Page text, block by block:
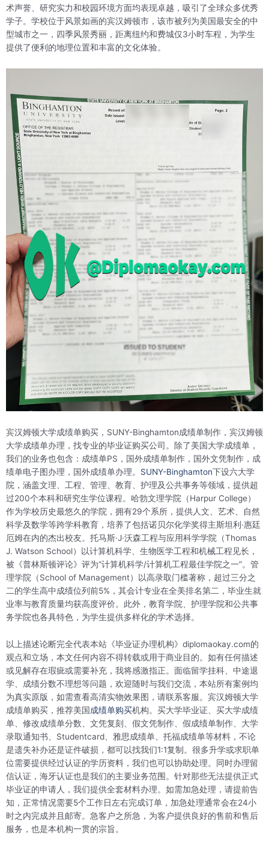
术声誉、研究实力和校园环境方面均表现卓越，吸引了全球众多优秀
学子。学校位于风景如画的宾汉姆顿市，该市被列为美国最安全的中
型城市之一，四季风景秀丽，距离纽约和费城仅3小时车程，为学生
提供了便利的地理位置和丰富的文化体验。
宾汉姆顿大学成绩单购买，SUNY-Binghamton成绩单制作，宾汉姆顿
大学成绩单办理，找专业的毕业证购买公司。除了美国大学成绩单，
我们的业务也包含：成绩单PS，国外成绩单制作，国外文凭制作，成
绩单电子图办理，国外成绩单办理。 SUNY-Binghamton下设六大学
院，涵盖文理、工程、管理、教育、护理及公共事务等领域，提供超
过200个本科和研究生学位课程。哈勃文理学院（Harpur College）
作为学校历史最悠久的学院，拥有29个系所，提供人文、艺术、自然
科学及数学等跨学科教育，培养了包括诺贝尔化学奖得主斯坦利·惠廷
厄姆在内的杰出校友。托马斯·J·沃森工程与应用科学学院（Thomas
J. Watson School）以计算机科学、生物医学工程和机械工程见长，
被《普林斯顿评论》评为“计算机科学/计算机工程最佳学院之一”。管
理学院（School of Management）以高录取门槛著称，超过三分之
二的学生高中成绩位列前5%，其会计专业在全美排名第二，毕业生就
业率与教育质量均获高度评价。此外，教育学院、护理学院和公共事
务学院也各具特色，为学生提供多样化的学术选择。
以上描述论断完全代表本站《毕业证办理机构》diplomaokay.com的
观点和立场，本文任何内容不得转载或用于商业目的。如有任何描述
或见解存在瑕疵或需要补充，我将感激指正。面临留学挂科、中途退
学、成绩分数不理想等问题，欢迎随时与我们交流，本站所有案例均
为真实原版，如需查看高清实物效果图，请联系客服。宾汉姆顿大学
成绩单购买，推荐美国成绩单购买机构。买大学毕业证、买大学成绩
单、修改成绩单分数、文凭复刻、假文凭制作、假成绩单制作、大学
录取通知书、Studentcard、雅思成绩单、托福成绩单等材料，不论
是遗失补办还是证件破损，都可以找我们1:1复制。很多升学或求职单
位需要提供经过认证的学历资料，我们也可以协助处理。同时办理留
信认证，海牙认证也是我们的主要业务范围。针对那些无法提供正式
毕业证的申请人，我们提供全套材料办理。如需加急处理，请提前告
知，正常情况需要5个工作日左右完成订单，加急处理通常会在24小
时之内完成并且邮寄。急客户之所急，为客户提供良好的售前和售后
服务，也是本机构一贯的宗旨。